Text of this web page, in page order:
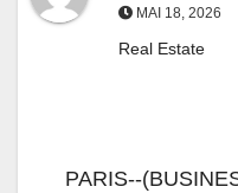
MAI 18, 2026
Real Estate
PARIS--